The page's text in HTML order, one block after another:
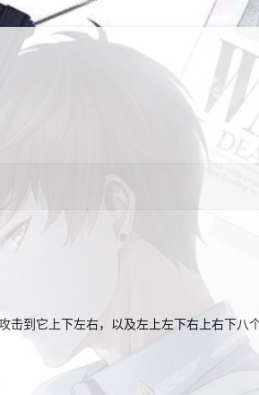
击到它上下左右，以及左上左下右上右下八